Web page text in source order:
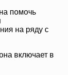
помочь
на ряду с
включает в